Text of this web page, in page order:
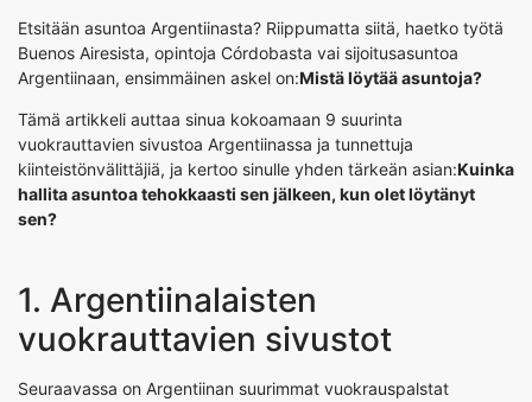
Etsitään asuntoa Argentiinasta? Riippumatta siitä, haetko työtä
Buenos Airesista, opintoja Córdobasta vai sijoitusasuntoa
Argentiinaan, ensimmäinen askel on:Mistä löytää asuntoja?
Tämä artikkeli auttaa sinua kokoamaan 9 suurinta
vuokrauttavien sivustoa Argentiinassa ja tunnettuja
kiinteistönvälittäjiä, ja kertoo sinulle yhden tärkeän asian:Kuinka
hallita asuntoa tehokkaasti sen jälkeen, kun olet löytänyt
sen?
1. Argentiinalaisten
vuokrauttavien sivustot
Seuraavassa on Argentiinan suurimmat vuokrauspalstat